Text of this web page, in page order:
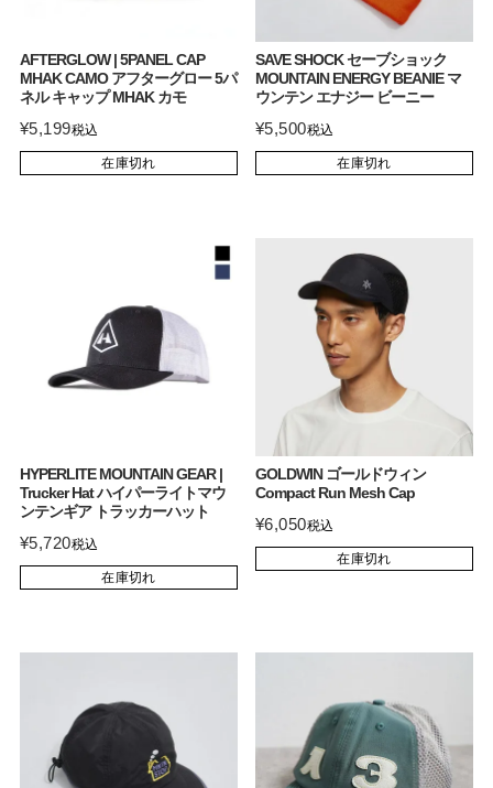
AFTERGLOW | 5PANEL CAP
MHAK CAMO アフターグロー 5パ
ネル キャップ MHAK カモ
¥5,199税込
在庫切れ
SAVE SHOCK セーブショック
MOUNTAIN ENERGY BEANIE マ
ウンテン エナジー ビーニー
¥5,500税込
在庫切れ
HYPERLITE MOUNTAIN GEAR |
Trucker Hat ハイパーライトマウ
ンテンギア トラッカーハット
¥5,720税込
在庫切れ
GOLDWIN ゴールドウィン
Compact Run Mesh Cap
¥6,050税込
在庫切れ